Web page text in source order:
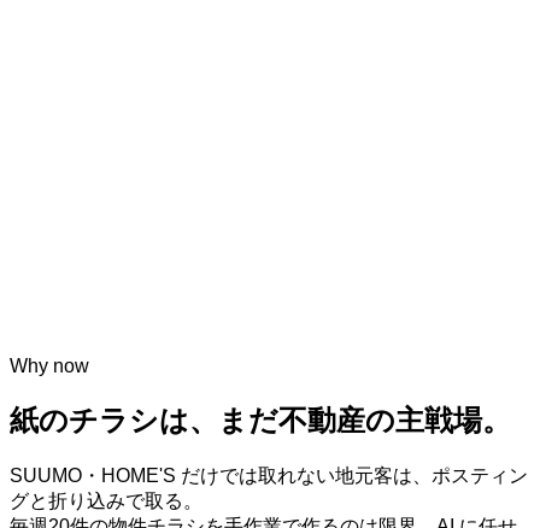
Why now
紙のチラシは、まだ不動産の主戦場。
SUUMO・HOME'S だけでは取れない地元客は、ポスティン
グと折り込みで取る。